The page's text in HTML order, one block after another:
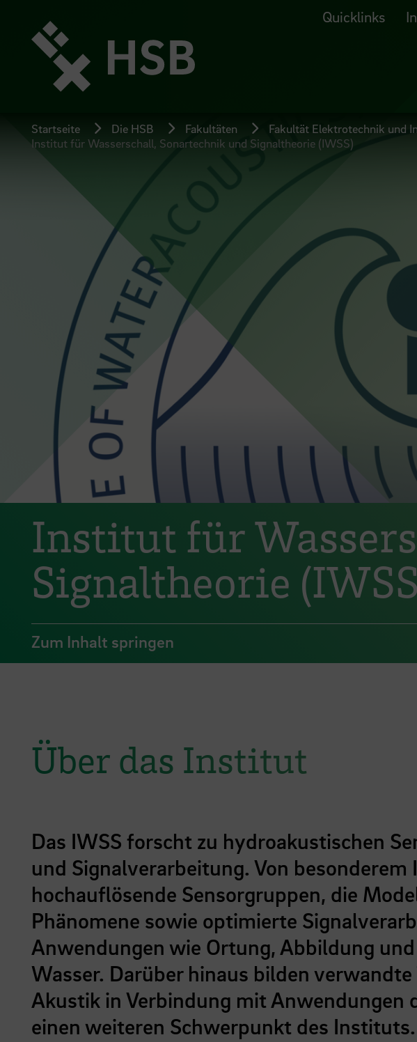
Seiteninhalt
springen
Quicklinks
Startseite Die HSB Fakultäten Fakultät Elektrotechnik und
Institut für Wasserschall, Sonartechnik und Signaltheorie (IWSS)
Institut für
Signaltheorie
Zum Inhalt springen
Über das Institut
Das IWSS forscht zu hydroakustischen
und Signalverarbeitung. Von besonderem
hochauflösende Sensorgruppen, die
Phänomene sowie optimierte
Anwendungen wie Ortung, Abbildung
Wasser. Darüber hinaus bilden verwandte
Akustik in Verbindung mit Anwendungen
einen weiteren Schwerpunkt des Instituts.